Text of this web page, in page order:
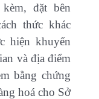
đặt bên
thức khác
hiện khuyến
và địa điểm
bằng chứng
hoá cho Sở